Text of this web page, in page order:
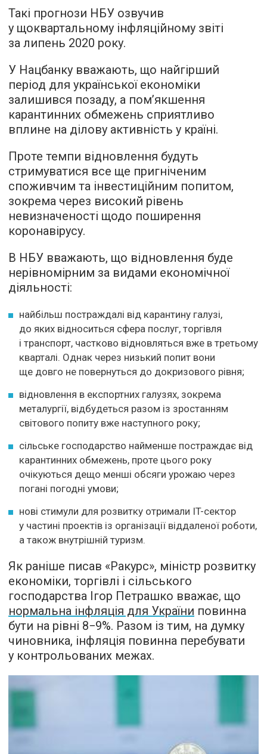
Такі прогнози НБУ озвучив
у щоквартальному інфляційному звіті
за липень 2020 року.
У Нацбанку вважають, що найгірший
період для української економіки
залишився позаду, а пом’якшення
карантинних обмежень сприятливо
вплине на ділову активність у країні.
Проте темпи відновлення будуть
стримуватися все ще пригніченим
споживчим та інвестиційним попитом,
зокрема через високий рівень
невизначеності щодо поширення
коронавірусу.
В НБУ вважають, що відновлення буде
нерівномірним за видами економічної
діяльності:
найбільш постраждалі від карантину галузі,
до яких відноситься сфера послуг, торгівля
і транспорт, частково відновляться вже в третьому
кварталі. Однак через низький попит вони
ще довго не повернуться до докризового рівня;
відновлення в експортних галузях, зокрема
металургії, відбудеться разом із зростанням
світового попиту вже наступного року;
сільське господарство найменше постраждає від
карантинних обмежень, проте цього року
очікуються дещо менші обсяги урожаю через
погані погодні умови;
нові стимули для розвитку отримали IT-сектор
у частині проектів із організації віддаленої роботи,
а також внутрішній туризм.
Як раніше писав «Ракурс», міністр розвитку
економіки, торгівлі і сільського
господарства Ігор Петрашко вважає, що
нормальна інфляція для України повинна
бути на рівні 8−9%. Разом із тим, на думку
чиновника, інфляція повинна перебувати
у контрольованих межах.